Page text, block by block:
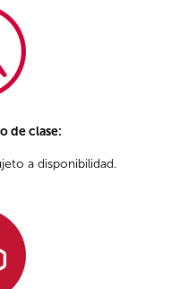
de clase:
a disponibilidad.